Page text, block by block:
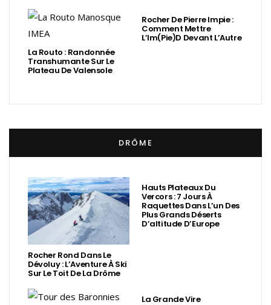
La Routo : Randonnée
Transhumante Sur Le
Plateau De Valensole
Rocher De Pierre Impie :
Comment Mettre
L’Im(Pie)d Devant L’Autre
DRÔME
Rocher Rond Dans Le
Dévoluy : L’Aventure À Ski
Sur Le Toit De La Drôme
Hauts Plateaux Du
Vercors : 7 Jours À
Raquettes Dans L’un Des
Plus Grands Déserts
D’altitude D’Europe
La Grande Vire